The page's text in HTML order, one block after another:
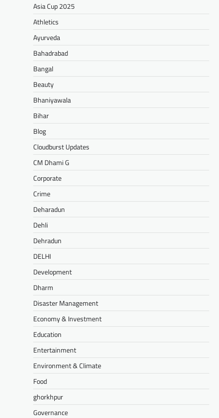
Asia Cup 2025
Athletics
Ayurveda
Bahadrabad
Bangal
Beauty
Bhaniyawala
Bihar
Blog
Cloudburst Updates
CM Dhami G
Corporate
Crime
Deharadun
Dehli
Dehradun
DELHI
Development
Dharm
Disaster Management
Economy & Investment
Education
Entertainment
Environment & Climate
Food
ghorkhpur
Governance